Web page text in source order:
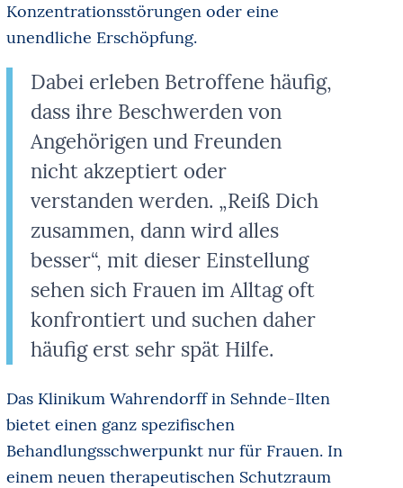
Konzentrationsstörungen oder eine
unendliche Erschöpfung.
Dabei erleben Betroffene häufig,
dass ihre Beschwerden von
Angehörigen und Freunden
nicht akzeptiert oder
verstanden werden. „Reiß Dich
zusammen, dann wird alles
besser“, mit dieser Einstellung
sehen sich Frauen im Alltag oft
konfrontiert und suchen daher
häufig erst sehr spät Hilfe.
Das Klinikum Wahrendorff in Sehnde-Ilten
bietet einen ganz spezifischen
Behandlungsschwerpunkt nur für Frauen. In
einem neuen therapeutischen Schutzraum